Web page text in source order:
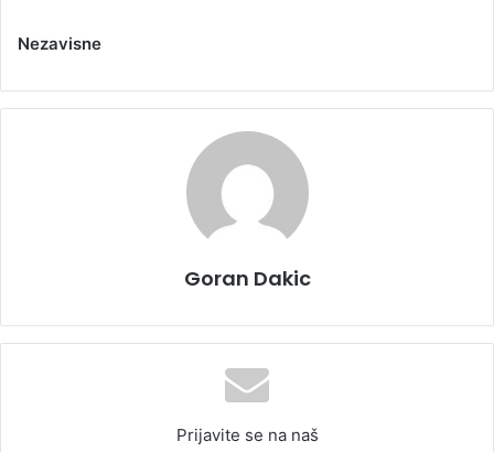
Nezavisne
Goran Dakic
Prijavite se na naš